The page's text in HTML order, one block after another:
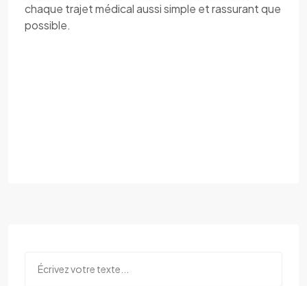
chaque trajet médical aussi simple et rassurant que
possible.